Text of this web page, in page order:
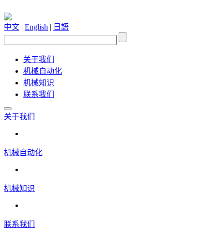
中文 | English | 日語
关于我们
机械自动化
机械知识
联系我们
关于我们
机械自动化
机械知识
联系我们